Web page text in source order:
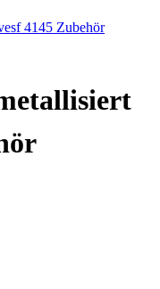
4145 Zubehör